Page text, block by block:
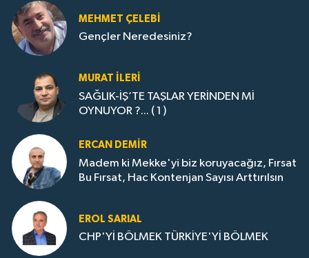
MEHMET ÇELEBI
Gençler Neredesiniz?
MURAT İLERI
SAĞLIK-İŞ’TE TAŞLAR YERİNDEN Mİ
OYNUYOR ?... ( 1 )
ERCAN DEMIR
Madem ki Mekke'yi biz koruyacağız, Fırsat
Bu Fırsat, Hac Kontenjan Sayısı Arttırılsın
EROL SARIAL
CHP'Yİ BÖLMEK TÜRKİYE'Yİ BÖLMEK